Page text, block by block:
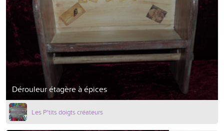
Dérouleur étagère à épices
Les P'tits doigts créateurs